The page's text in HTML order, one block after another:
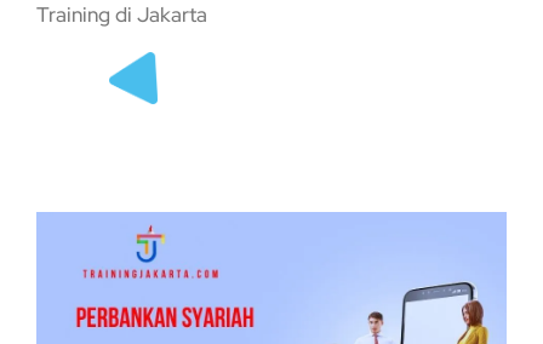
Training di Jakarta